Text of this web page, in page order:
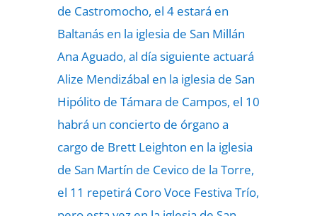
de Castromocho, el 4 estará en
Baltanás en la iglesia de San Millán
Ana Aguado, al día siguiente actuará
Alize Mendizábal en la iglesia de San
Hipólito de Támara de Campos, el 10
habrá un concierto de órgano a
cargo de Brett Leighton en la iglesia
de San Martín de Cevico de la Torre,
el 11 repetirá Coro Voce Festiva Trío,